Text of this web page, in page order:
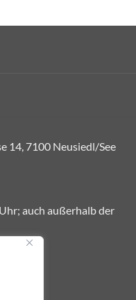
14, 7100 Neusiedl/See
auch außerhalb der